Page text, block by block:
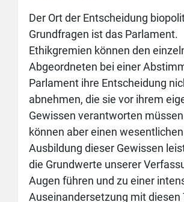
Der Ort der Entscheidung
Grundfragen ist das Parlament.
Ethikgremien können den
Abgeordneten bei einer
Parlament ihre Entscheidung
abnehmen, die sie vor ihrem
Gewissen verantworten
können aber einen
Ausbildung dieser Gewissen
die Grundwerte unserer
Augen führen und zu einer
Auseinandersetzung mit diesen